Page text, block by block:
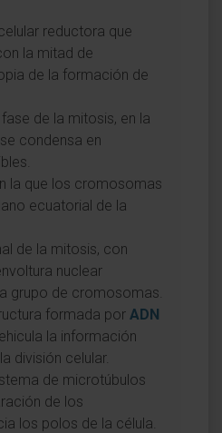
reductora que
la mitad de
de la formación de
de la mitosis, en la
condensa en
la que los cromosomas
ecuatorial de la
de la mitosis, con
nuclear
grupo de cromosomas.
formada por ADN
la información
división celular.
de microtúbulos
de los
los polos de la célula.